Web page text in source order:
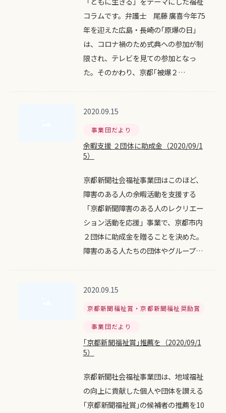
コラムです。弁護士 尾藤 廣喜今年75
年を迎えた広島・長崎の｢原爆の日｣
は、コロナ禍のため式典への参加が制
限され、テレビを見ての参加となっ
た。そのかわり、京都｢被爆２…
2020.09.15
事業団だより
余暇支援 ２団体に助成金（2020/09/1
5）
京都新聞社会福祉事業団はこのほど、
障害のある人の余暇活動を支援する
「京都新聞障害のある人のレクリエー
ション活動を応援」事業で、京都市内
２団体に助成金を贈ることを決めた。
障害のある人たちの団体やグループ…
2020.09.15
京都新聞福祉賞・京都新聞福祉奨励賞
事業団だより
｢京都新聞福祉賞｣推薦を（2020/09/1
5）
京都新聞社会福祉事業団は、地域福祉
の向上に貢献した個人や団体を讃える
｢京都新聞福祉賞｣の候補者の推薦を10